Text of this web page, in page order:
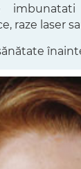
raze laser
DR.
MEDIC
MEDIC